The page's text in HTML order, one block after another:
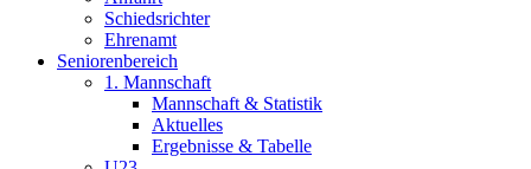
Schiedsrichter
Ehrenamt
Seniorenbereich
1. Mannschaft
Mannschaft & Statistik
Aktuelles
Ergebnisse & Tabelle